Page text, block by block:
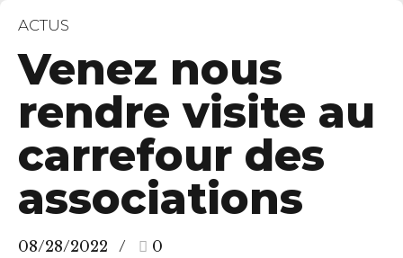
ACTUS
Venez nous
rendre visite au
carrefour des
associations
08/28/2022 0